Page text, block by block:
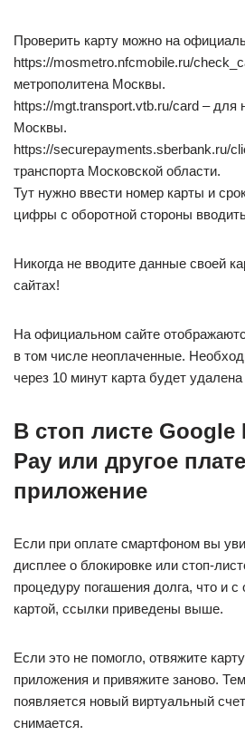
Проверить карту можно на
https://mosmetro.nfcmobile.ru/
метрополитена Москвы.
https://mgt.transport.vtb.ru/card – для
Москвы.
https://securepayments.sberbank.ru/
транспорта Московской области.
Тут нужно ввести номер карты и
цифры с оборотной стороны
Никогда не вводите данные своей
сайтах!
На официальном сайте
в том числе неоплаченные.
через 10 минут карта будет удалена
В стоп листе Google
Pay или другое
приложение
Если при оплате смартфоном вы
дисплее о блокировке или стоп-
процедуру погашения долга, что и
картой, ссылки приведены выше.
Если это не помогло, отвяжите
приложения и привяжите заново.
появляется новый виртуальный
снимается.